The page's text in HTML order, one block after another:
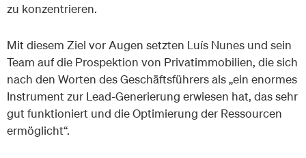
zu konzentrieren.
Mit diesem Ziel vor Augen setzten Luís Nunes und sein
Team auf die Prospektion von Privatimmobilien, die sich
nach den Worten des Geschäftsführers als „ein enormes
Instrument zur Lead-Generierung erwiesen hat, das sehr
gut funktioniert und die Optimierung der Ressourcen
ermöglicht“.